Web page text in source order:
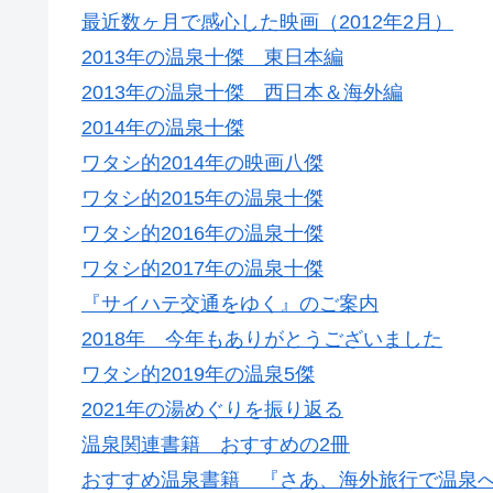
最近数ヶ月で感心した映画（2012年2月）
2013年の温泉十傑 東日本編
2013年の温泉十傑 西日本＆海外編
2014年の温泉十傑
ワタシ的2014年の映画八傑
ワタシ的2015年の温泉十傑
ワタシ的2016年の温泉十傑
ワタシ的2017年の温泉十傑
『サイハテ交通をゆく』のご案内
2018年 今年もありがとうございました
ワタシ的2019年の温泉5傑
2021年の湯めぐりを振り返る
温泉関連書籍 おすすめの2冊
おすすめ温泉書籍 『さあ、海外旅行で温泉へ